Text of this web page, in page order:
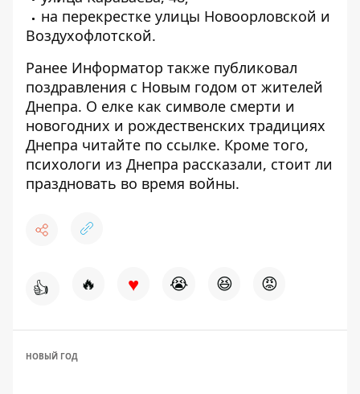
на перекрестке улицы Новоорловской и
Воздухофлотской.
Ранее Информатор также публиковал
поздравления с Новым годом от жителей
Днепра. О елке как символе смерти и
новогодних и рождественских традициях
Днепра читайте по ссылке. Кроме того,
психологи из Днепра рассказали, стоит ли
праздновать во время войны.
👍 🔥 ♥ 😭 😆 😡
НОВЫЙ ГОД